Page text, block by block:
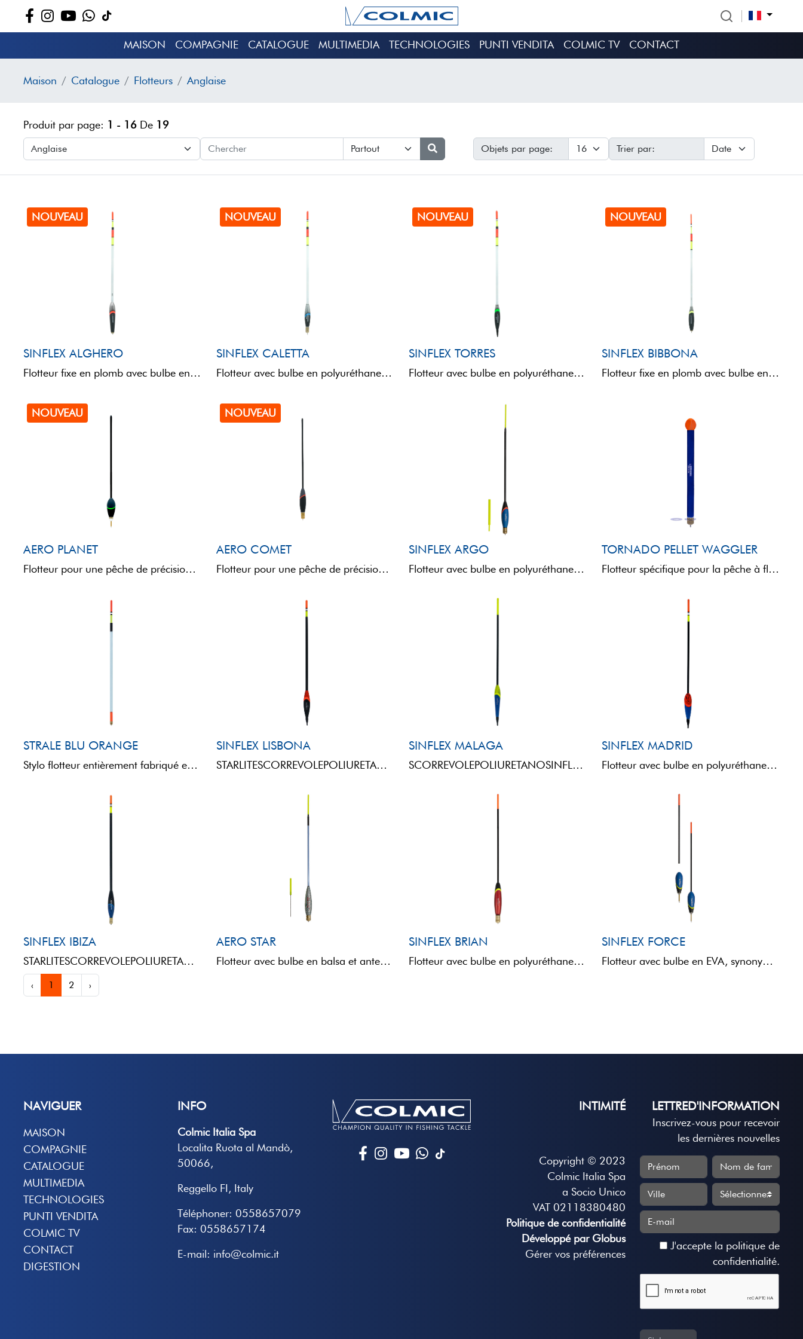
MAISON COMPAGNIE CATALOGUE MULTIMEDIA TECHNOLOGIES PUNTI VENDITA COLMIC TV CONTACT
Maison Catalogue Flotteurs Anglaise
Produit par page: 1 - 16 De 19
Objets par page: Trier par:
NOUVEAU
SINFLEX ALGHERO
Flotteur fixe en plomb avec bulbe en polyuréthane et antenne SINFLEX, garantissant légèreté, résistance et flexibilité. L'insert ...
NOUVEAU
SINFLEX CALETTA
Flotteur avec bulbe en polyuréthane et antenne SINFLEX, synonyme de légèreté, de résistance et de flexibilité. L'insert ...
NOUVEAU
SINFLEX TORRES
Flotteur avec bulbe en polyuréthane et antenne SINFLEX, garantissant légèreté, résistance et flexibilité. L'insert de 4,5 mm est ...
NOUVEAU
SINFLEX BIBBONA
Flotteur fixe en plomb avec bulbe en polyuréthane et antenne SINFLEX, qui garantit légèreté, résistance et flexibilité. ...
NOUVEAU
AERO PLANET
Flotteur pour une pêche de précision. Le corps en EVA apporte légèreté et résistance, tandis que l’antenne ...
NOUVEAU
AERO COMET
Flotteur pour une pêche de précision. Le corps en EVA apporte légèreté et résistance, tandis que l'antenne ...
SINFLEX ARGO
Flotteur avec bulbe en polyuréthane et antenne SINFLEX, garantissant légèreté, résistance et flexibilité. L'antenne comporte un trou ...
TORNADO PELLET WAGGLER
Flotteur spécifique pour la pêche à flot avec des pellets et des cannes à pêche destinées à ...
STRALE BLU ORANGE
Stylo flotteur entièrement fabriqué en SINFLEX, qui garantit légèreté, résistance et flexibilité. La tige est munie d'un ...
SINFLEX LISBONA
STARLITESCORREVOLEPOLIURETANOSINFLEXINTERCHANGEABLE HOLLOW MULTICOLOR
SINFLEX MALAGA
SCORREVOLEPOLIURETANOSINFLEXHOLLOW PLASTIC
SINFLEX MADRID
Flotteur avec bulbe en polyuréthane et antenne en SINFLEX, qui garantissent légèreté, résistance et flexibilité. La pointe ...
SINFLEX IBIZA
STARLITESCORREVOLEPOLIURETANOSINFLEXINTERCHANGEABLE HOLLOW MULTICOLOR
AERO STAR
Flotteur avec bulbe en balsa et antenne SINFLEX, qui garantissent légèreté, sensibilité et flexibilité. L'antenne est dotée ...
SINFLEX BRIAN
Flotteur avec bulbe en polyuréthane et tige en SINFLEX, assurant légèreté, résistance et flexibilité. Le sommet est ...
SINFLEX FORCE
Flotteur avec bulbe en EVA, synonyme de légèreté et de solidité. La tige SINFLEX assure robustesse, sensibilité, ...
‹ 1 2 ›
NAVIGUER
MAISON
COMPAGNIE
CATALOGUE
MULTIMEDIA
TECHNOLOGIES
PUNTI VENDITA
COLMIC TV
CONTACT
DIGESTION
INFO
Colmic Italia Spa
Localita Ruota al Mandò,
50066,
Reggello FI, Italy
Téléphoner: 0558657079
Fax: 0558657174
E-mail: info@colmic.it
INTIMITÉ
Copyright © 2023
Colmic Italia Spa
a Socio Unico
VAT 02118380480
Politique de confidentialité
Développé par Globus
Gérer vos préférences
LETTRED'INFORMATION
Inscrivez-vous pour recevoir
les dernières nouvelles
J'accepte la politique de
confidentialité.